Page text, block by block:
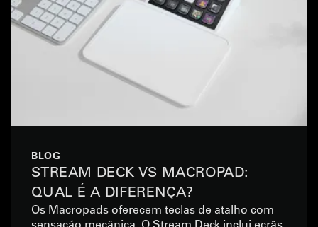
BLOG
STREAM DECK VS MACROPAD:
QUAL É A DIFERENÇA?
Os Macropads oferecem teclas de atalho com
sensação mecânica. O Stream Deck inclui ecrãs